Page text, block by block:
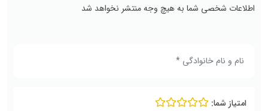
اطلاعات شخصی شما به هیچ وجه منتشر نخواهد شد
امتیاز شما: